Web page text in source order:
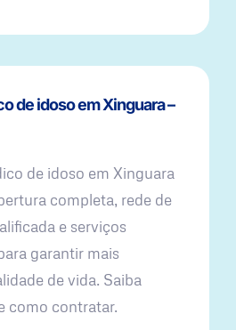
de idoso em Xinguara –
de idoso em Xinguara
completa, rede de
e serviços
garantir mais
de vida. Saiba
como contratar.